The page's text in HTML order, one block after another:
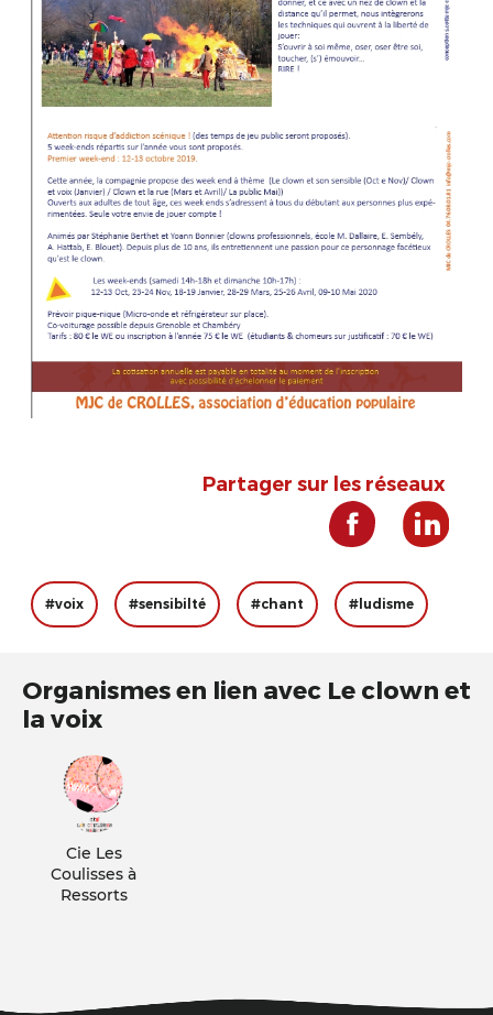
Partager sur les réseaux
#voix #sensibilté #chant #ludisme
Organismes en lien avec Le clown et
la voix
Cie Les
Coulisses à
Ressorts